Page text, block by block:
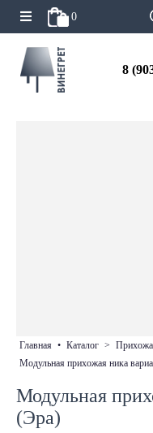
0
8
главная • каталог >
модульная прихожая ника
Модульная
(Эра)